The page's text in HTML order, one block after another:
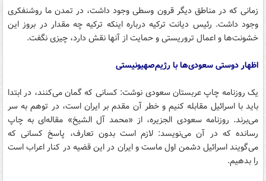
زمانی که در مناطق دیگر قرون وسطی وجود داشت، در تمدن ما روشنفکری
وجود داشت. رئیس دیانت ترکیه درباره اینکه ترکیه چه مقدار در بروز این
خشونت‌ها و اعمال تروریستی و حمایت از آنها نقش دارد، چیزی نگفت.
اظهار دوستی سعودی‌ها با رژیم‌صهیونیستی
یک روزنامه چاپ عربستان سعودی نوشت: کسانی که گمان می‌کنند، در ابتدا
باید با اسرائیل مقابله کنیم و خطر آن مقدم بر ایران است، در توهم به سر
می‌برند. روزنامه سعودی الجزیره، از «محمد آل الشیخ» مقاله‌ای به چاپ
رسانده که در آن می‌نویسد: لازم است بدون تعارف، پاسخ کسانی که
می‌گویند اسرائیل دشمن اول ماست و ایران در این قضیه در کنار اعراب است
را بدهیم.